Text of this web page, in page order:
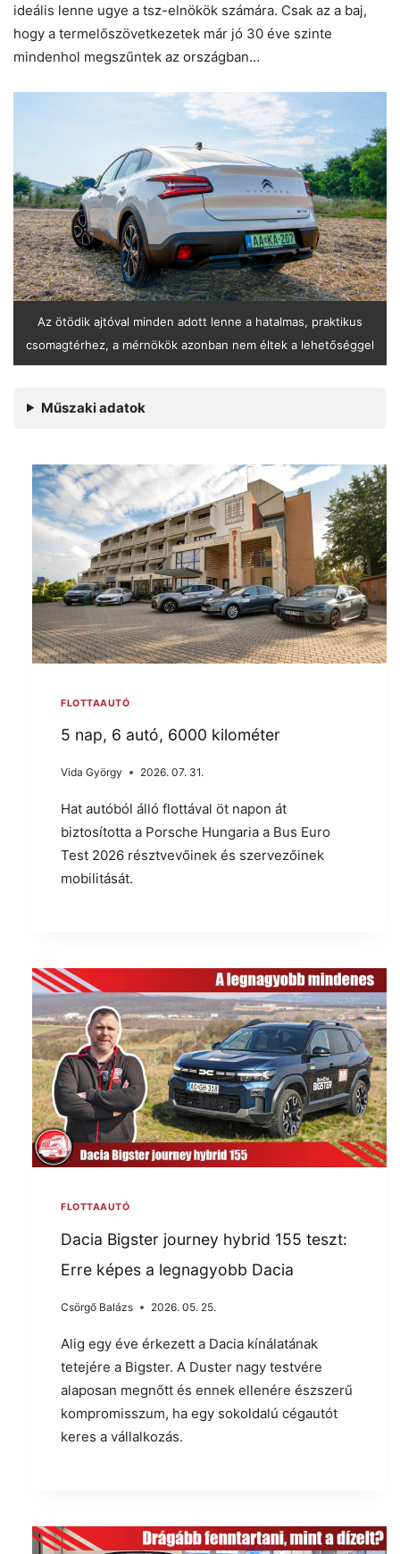
ideális lenne ugye a tsz-elnökök számára. Csak az a baj,
hogy a termelőszövetkezetek már jó 30 éve szinte
mindenhol megszűntek az országban…
Az ötödik ajtóval minden adott lenne a hatalmas, praktikus
csomagtérhez, a mérnökök azonban nem éltek a lehetőséggel
Műszaki adatok
FLOTTAAUTÓ
5 nap, 6 autó, 6000 kilométer
Vida György 2026. 07. 31.
Hat autóból álló flottával öt napon át
biztosította a Porsche Hungaria a Bus Euro
Test 2026 résztvevőinek és szervezőinek
mobilitását.
FLOTTAAUTÓ
Dacia Bigster journey hybrid 155 teszt:
Erre képes a legnagyobb Dacia
Csörgő Balázs 2026. 05. 25.
Alig egy éve érkezett a Dacia kínálatának
tetejére a Bigster. A Duster nagy testvére
alaposan megnőtt és ennek ellenére észszerű
kompromisszum, ha egy sokoldalú cégautót
keres a vállalkozás.